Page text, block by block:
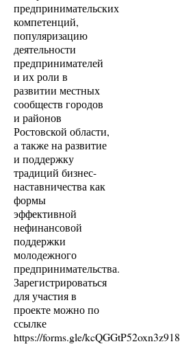
предпринимательских
компетенций,
популяризацию
деятельности
предпринимателей
и их роли в
развитии местных
сообществ городов
и районов
Ростовской области,
а также на развитие
и поддержку
традиций бизнес-
наставничества как
формы
эффективной
нефинансовой
поддержки
молодежного
предпринимательства.
Зарегистрироваться
для участия в
проекте можно по
ссылке
https://forms.gle/kcQGGtP52oxn3z918